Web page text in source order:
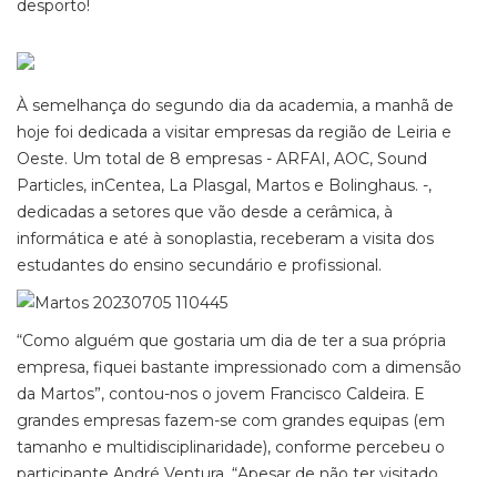
desporto!
À semelhança do segundo dia da academia, a manhã de
hoje foi dedicada a visitar empresas da região de Leiria e
Oeste. Um total de 8 empresas - ARFAI, AOC, Sound
Particles, inCentea, La Plasgal, Martos e Bolinghaus. -,
dedicadas a setores que vão desde a cerâmica, à
informática e até à sonoplastia, receberam a visita dos
estudantes do ensino secundário e profissional.
“Como alguém que gostaria um dia de ter a sua própria
empresa, fiquei bastante impressionado com a dimensão
da Martos”, contou-nos o jovem Francisco Caldeira. E
grandes empresas fazem-se com grandes equipas (em
tamanho e multidisciplinaridade), conforme percebeu o